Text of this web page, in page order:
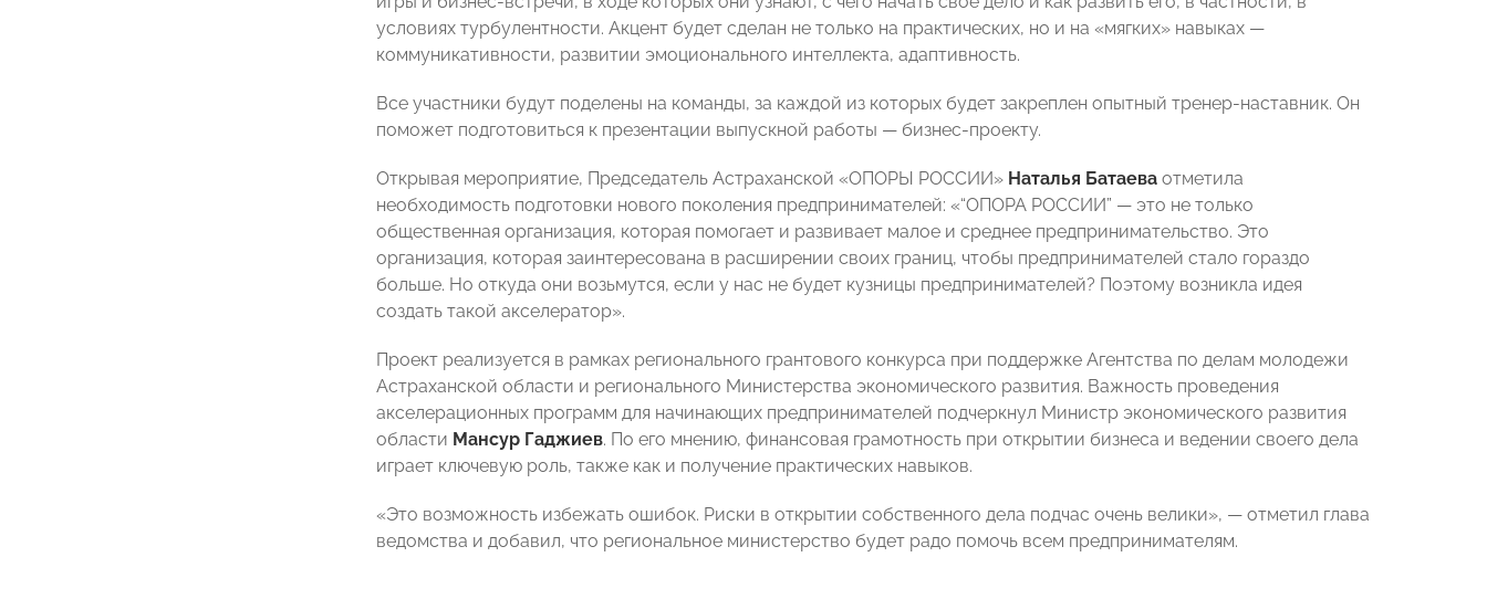
условиях турбулентности. Акцент будет сделан не только на практических, но и на «мягких» навыках —
коммуникативности, развитии эмоционального интеллекта, адаптивность.
Все участники будут поделены на команды, за каждой из которых будет закреплен опытный тренер-наставник. Он
поможет подготовиться к презентации выпускной работы — бизнес-проекту.
Открывая мероприятие, Председатель Астраханской «ОПОРЫ РОССИИ» Наталья Батаева отметила
необходимость подготовки нового поколения предпринимателей: «“ОПОРА РОССИИ” — это не только
общественная организация, которая помогает и развивает малое и среднее предпринимательство. Это
организация, которая заинтересована в расширении своих границ, чтобы предпринимателей стало гораздо
больше. Но откуда они возьмутся, если у нас не будет кузницы предпринимателей? Поэтому возникла идея
создать такой акселератор».
Проект реализуется в рамках регионального грантового конкурса при поддержке Агентства по делам молодежи
Астраханской области и регионального Министерства экономического развития. Важность проведения
акселерационных программ для начинающих предпринимателей подчеркнул Министр экономического развития
области Мансур Гаджиев. По его мнению, финансовая грамотность при открытии бизнеса и ведении своего дела
играет ключевую роль, также как и получение практических навыков.
«Это возможность избежать ошибок. Риски в открытии собственного дела подчас очень велики», — отметил глава
ведомства и добавил, что региональное министерство будет радо помочь всем предпринимателям.